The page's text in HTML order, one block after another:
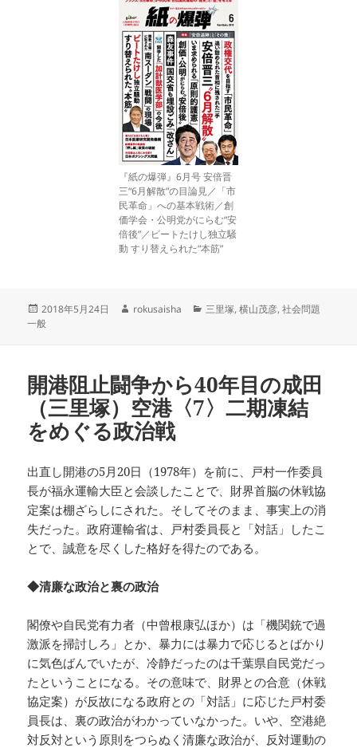
『紙の爆弾』6月号 安倍晋
三“6月解散”の目論見／「市
民革命」への基本戦術／創
価学会・公明党がにらむ“安
倍後”／ビートたけし独立騒
動 すり替えられた“本筋”
投
稿
2018年5月24日
作
rokusaisha
カ
三里塚,横山茂彦,社会問題
一般
開港阻止闘争から40年目の成田
（三里塚）空港〈7〉二期凍結
をめぐる政治戦
出直し開港の5月20日（1978年）を前に、戸村一作委員
長が福永運輸大臣と会談したことで、財界首脳の休戦協
定案は棚ざらしにされた。そしてそのまま、事実上の消
失だった。政府運輸省は、戸村委員長と「対話」したこ
とで、誠意を尽くした格好を得たのである。
◆清廉な政治と裏の政治
閣僚や自民党有力者（中曾根康弘ほか）は「機関銃で過
激派を掃討しろ」とか、暴力には暴力で応じるとばかり
に気色ばんでいたが、冷静だったのは千葉県自民党だっ
たということになる。その意味で、財界との合意（休戦
協定案）が反故になる政府との「対話」に応じた戸村委
員長は、裏の政治がわかっていなかった。いや、空港絶
対反対という原則をつらぬく清廉な政治が、反対運動の